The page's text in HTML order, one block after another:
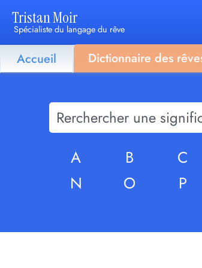
Tristan Moir
Spécialiste du langage du rêve
Accueil Dictionnaire des
A B C
N
O P